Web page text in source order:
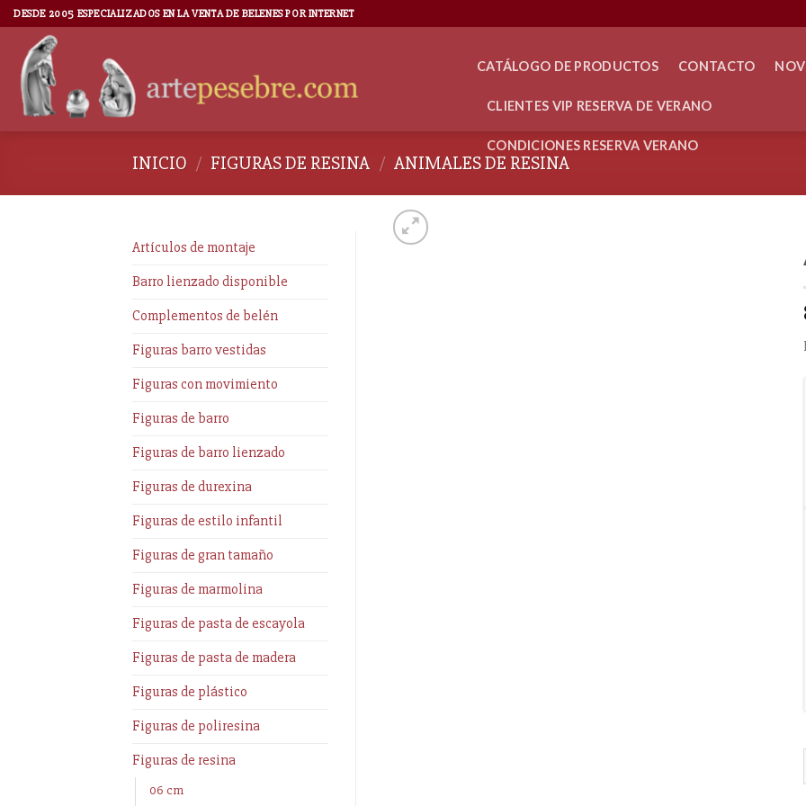
DESDE 2005 ESPECIALIZADOS EN LA VENTA DE BELENES POR INTERNET
CATÁLOGO DE PRODUCTOS CONTACTO
CLIENTES VIP RESERVA DE VERANO
CONDICIONES RESERVA VERANO
INICIO / FIGURAS DE RESINA / ANIMALES DE RESINA
Artículos de montaje
Barro lienzado disponible
Complementos de belén
Figuras barro vestidas
Figuras con movimiento
Figuras de barro
Figuras de barro lienzado
Figuras de durexina
Figuras de estilo infantil
Figuras de gran tamaño
Figuras de marmolina
Figuras de pasta de escayola
Figuras de pasta de madera
Figuras de plástico
Figuras de poliresina
Figuras de resina
06 cm